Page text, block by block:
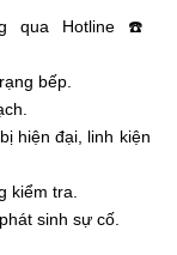
qua Hotline ☎️
bếp.
hiện đại, linh kiện
kiểm tra.
sinh sự cố.